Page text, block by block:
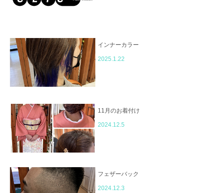
インナーカラー
2025.1.22
11月のお着付け
2024.12.5
フェザーバック
2024.12.3